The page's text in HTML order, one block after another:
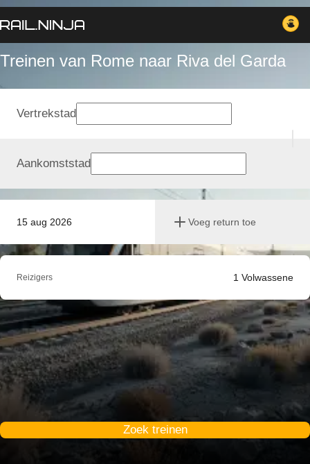
Treinen van Rome naar Riva del Garda
15 aug 2026 Voeg return toe
Vertrekstad
Aankomststad
Reizigers 1 Volwassene
Zoek treinen